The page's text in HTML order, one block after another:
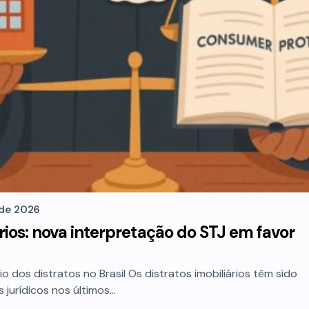
2026
nova interpretação do STJ em favor
dos distratos no Brasil Os distratos imobiliários têm sido
jurídicos nos últimos…